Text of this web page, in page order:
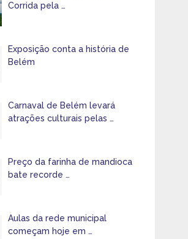
Corrida pela …
Exposição conta a história de
Belém
Carnaval de Belém levará
atrações culturais pelas …
Preço da farinha de mandioca
bate recorde …
Aulas da rede municipal
começam hoje em …